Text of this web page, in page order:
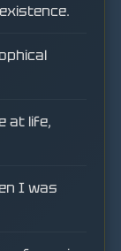
at life,
I was